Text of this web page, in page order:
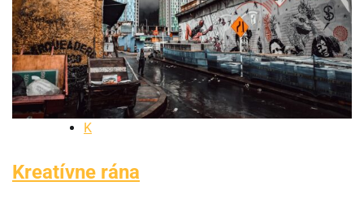
K
Kreatívne rána